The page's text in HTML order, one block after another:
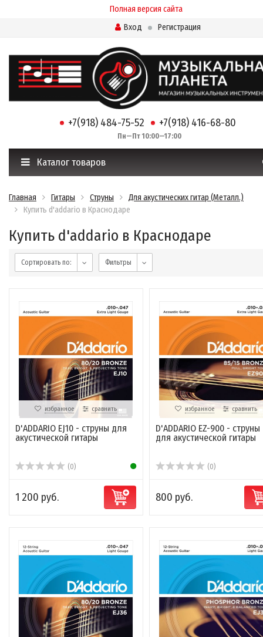
Полная версия сайта
Вход
Регистрация
+7(918) 484-75-52 +7(918) 416-68-80
Пн—Пт 10:00—17:00
Каталог товаров
Главная Гитары Струны
Для акустических гитар (Металл.)
Купить d'addario в Краснодаре
Купить d'addario в Краснодаре
Сортировать по: Фильтры
избранное сравнить
D'ADDARIO EJ10 - струны для
акустической гитары
(0)
1 200 руб.
избранное сравнить
D'ADDARIO EZ-900 - струны
для акустической гитары
(0)
800 руб.